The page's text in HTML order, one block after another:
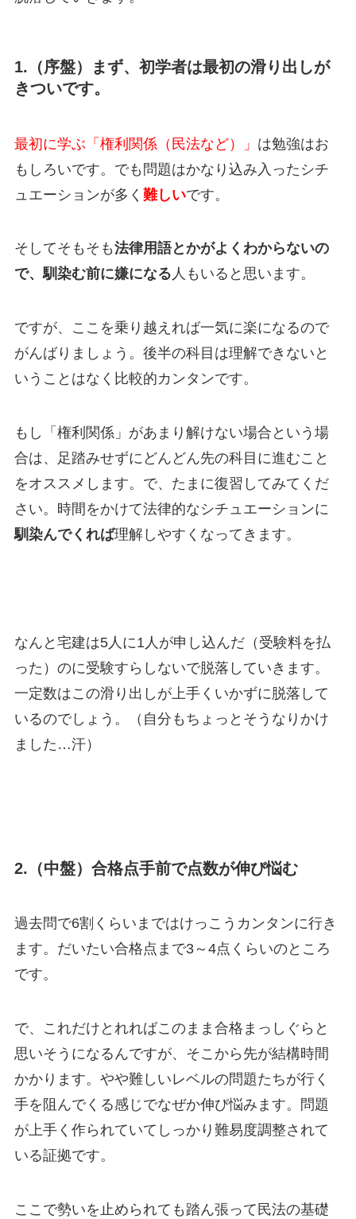
1.（序盤）まず、初学者は最初の滑り出しが
きついです。
最初に学ぶ「権利関係（民法など）」 は勉強はお
もしろいです。でも問題はかなり込み入ったシチ
ュエーションが多く 難しいです。
そしてそもそも法律用語とかがよくわからないの
で、馴染む前に嫌になる 人もいると思います。
ですが、ここを乗り越えれば一気に楽になるので
がんばりましょう。後半の科目は理解できないと
いうことはなく比較的カンタンです。
もし「権利関係」があまり解けない場合という場
合は、
足踏みせずにどんどん先の科目に進むこと
をオススメします。で、たまに復習してみてくだ
さい。時間をかけて法律的なシチュエーションに
馴染んでくれば理解しやすくなってきます。
なんと宅建は5人に1人が申し込んだ（受験料を払
った）のに受験すらしないで脱落していきます。
一定数はこの滑り出しが上手くいかずに脱落して
いるのでしょう。（自分もちょっとそうなりかけ
ました…汗）
2.（中盤）合格点手前で点数が伸び悩む
過去問で6割くらいまではけっこうカンタンに行き
ます。だいたい合格点まで3～4点くらいのところ
です。
で、これだけとれればこのまま合格まっしぐらと
思いそうになるんですが、 そこから先が結構時間
かかります。やや難しいレベルの問題たちが行く
手を阻んでくる感じでなぜか伸び悩みます。問題
が上手く作られていてしっかり難易度調整されて
いる証拠です。
ここで勢いを止められても踏ん張って民法の基礎